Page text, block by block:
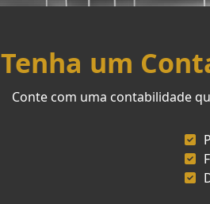
Tenha um
Conte com uma contabilidade